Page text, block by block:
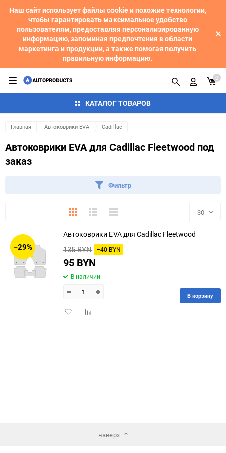
Наш сайт использует файлы cookie и похожие технологии,
чтобы гарантировать максимальное удобство
пользователям, предоставляя персонализированную
информацию, запоминая предпочтения в области
маркетинга и продукции, а также помогая получить
правильную информацию.
КАТАЛОГ ТОВАРОВ
0
Главная Автоковрики EVA Cadillac
Автоковрики EVA для Cadillac Fleetwood под
заказ
Фильтр
ПлиткаПодробноКомпактно 30
30
150
−29%
Автоковрики EVA для Cadillac Fleetwood
135 BYN −40 BYN
95 BYN
В наличии
ДобавитьДобавить
В корзину
наверх